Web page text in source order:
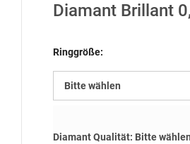
Diamant Brillant
Ringgröße:
Bitte wählen
Diamant Qualität: Bitte